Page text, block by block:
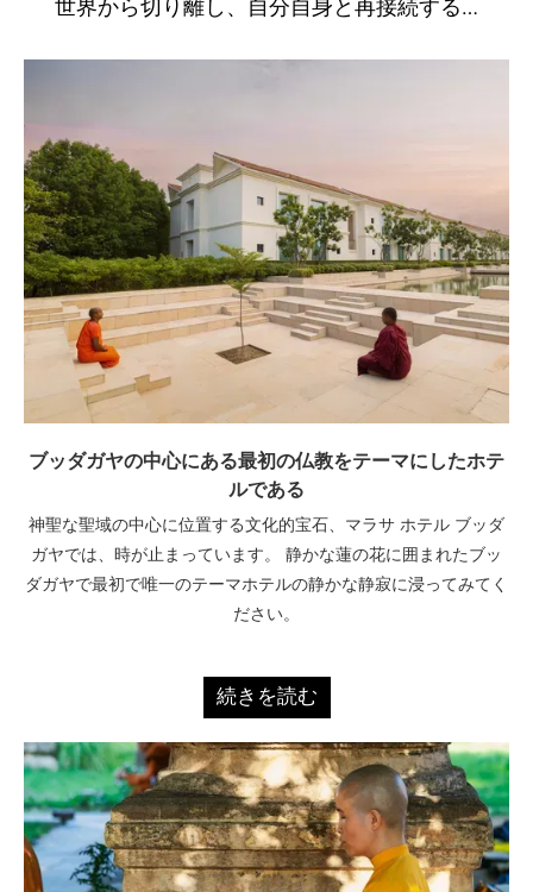
世界から切り離し、自分自身と再接続する…
ブッダガヤの中心にある最初の仏教をテーマにしたホテ
ルである
神聖な聖域の中心に位置する文化的宝石、マラサ ホテル ブッダ
ガヤでは、時が止まっています。 静かな蓮の花に囲まれたブッ
ダガヤで最初で唯一のテーマホテルの静かな静寂に浸ってみてく
ださい。
続きを読む